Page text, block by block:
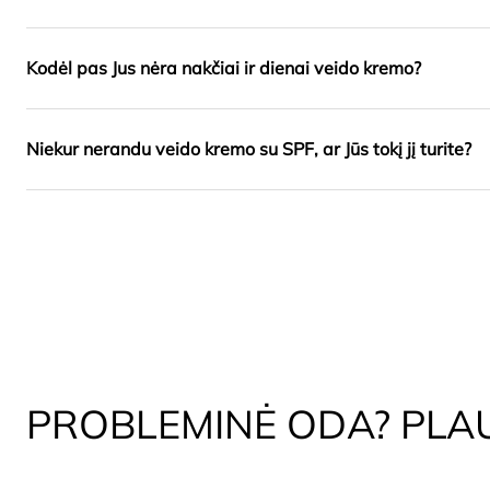
Kodėl pas Jus nėra nakčiai ir dienai veido kremo?
Niekur nerandu veido kremo su SPF, ar Jūs tokį jį turite?
PROBLEMINĖ ODA?